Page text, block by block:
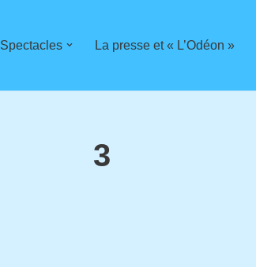
Spectacles La presse et « L’Odéon »
3